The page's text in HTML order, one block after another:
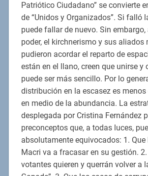
Patriótico Ciudadano” se convierte
de “Unidos y Organizados”. Si falló
puede fallar de nuevo. Sin embargo,
poder, el kirchnerismo y sus aliados
pudieron acordar el reparto de
están en el llano, creen que unirse y
puede ser más sencillo. Por lo
distribución en la escasez es
en medio de la abundancia. La
desplegada por Cristina Fernández
preconceptos que, a todas luces,
absolutamente equivocados: 1.
Macri va a fracasar en su gestión.
votantes quieren y querrán volver a